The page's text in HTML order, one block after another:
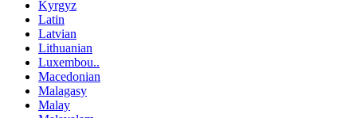
Kyrgyz
Latin
Latvian
Lithuanian
Luxembou..
Macedonian
Malagasy
Malay